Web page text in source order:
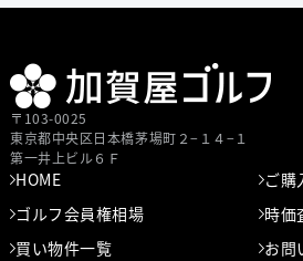
会員区分：個人 会員種別：
依頼日：2013/11/06 依頼金額：
成約日：2013/12/02 成約金額：
会員区分：個人 会員種別：平日
成約日：2013/04/12 成約金額：
〒103-0025
東京都中央区⽇本橋茅場町２−１４−１
第⼀井上ビル６Ｆ
HOME
ご購
ゴルフ会員権相場
時価
買い物件一覧
お問